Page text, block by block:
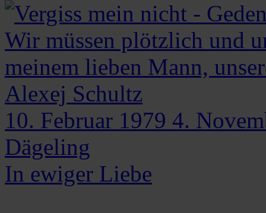
Wir müssen plötzlich und
meinem lieben Mann,
Alexej Schultz
10. Februar 1979 4.
Dägeling
In ewiger Liebe